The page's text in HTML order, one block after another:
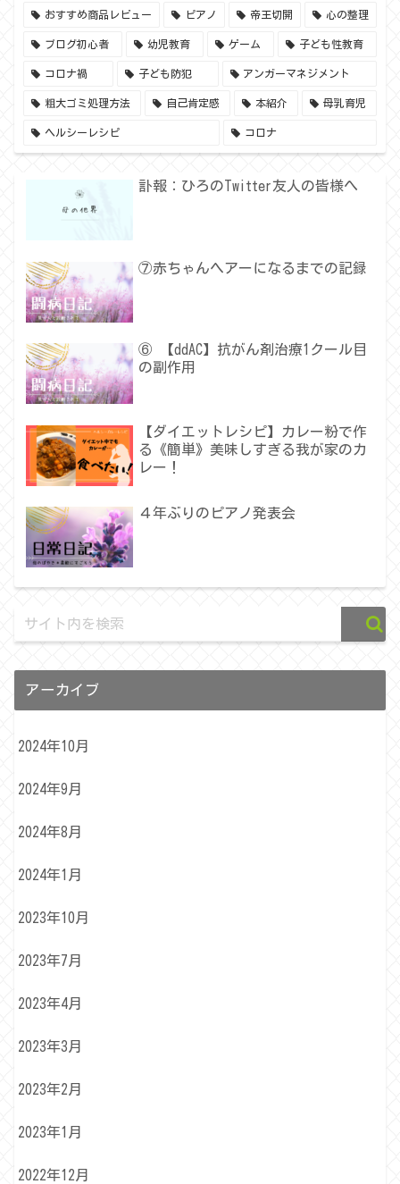
おすすめ商品レビュー ピアノ 帝王切開 心の整理
ブログ初心者 幼児教育 ゲーム 子ども性教育
コロナ禍 子ども防犯 アンガーマネジメント
粗大ゴミ処理方法 自己肯定感 本紹介 母乳育児
ヘルシーレシピ コロナ
訃報：ひろのTwitter友人の皆様へ
⑦赤ちゃんヘアーになるまでの記録
⑥ 【ddAC】抗がん剤治療1クール目
の副作用
【ダイエットレシピ】カレー粉で作
る《簡単》美味しすぎる我が家のカ
レー！
４年ぶりのピアノ発表会
アーカイブ
2024年10月
2024年9月
2024年8月
2024年1月
2023年10月
2023年7月
2023年4月
2023年3月
2023年2月
2023年1月
2022年12月